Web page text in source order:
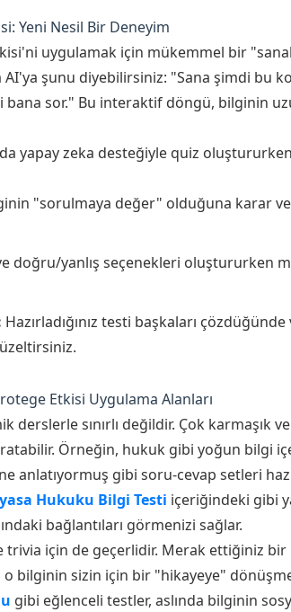
Yeni Nesil Bir Deneyim
uygulamak için mükemmel bir
şunu diyebilirsiniz: "Sana şimdi bu
bana sor." Bu interaktif döngü, bilginin
yapay zeka desteğiyle quiz oluştururken
"sorulmaya değer" olduğuna karar
doğru/yanlış seçenekleri oluştururken
Hazırladığınız testi başkaları
Etkisi Uygulama Alanları
derslerle sınırlı değildir. Çok karmaşık
Örneğin, hukuk gibi yoğun bilgi
anlatıyormuş gibi soru-cevap setleri
Hukuku Bilgi Testi içeriğindeki gibi
bağlantıları görmenizi sağlar.
için de geçerlidir. Merak ettiğiniz bir
bilginin sizin için bir "hikayeye"
gibi eğlenceli testler, aslında bilginin